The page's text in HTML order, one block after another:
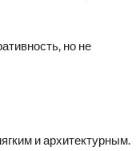
но не
и архитектурным.